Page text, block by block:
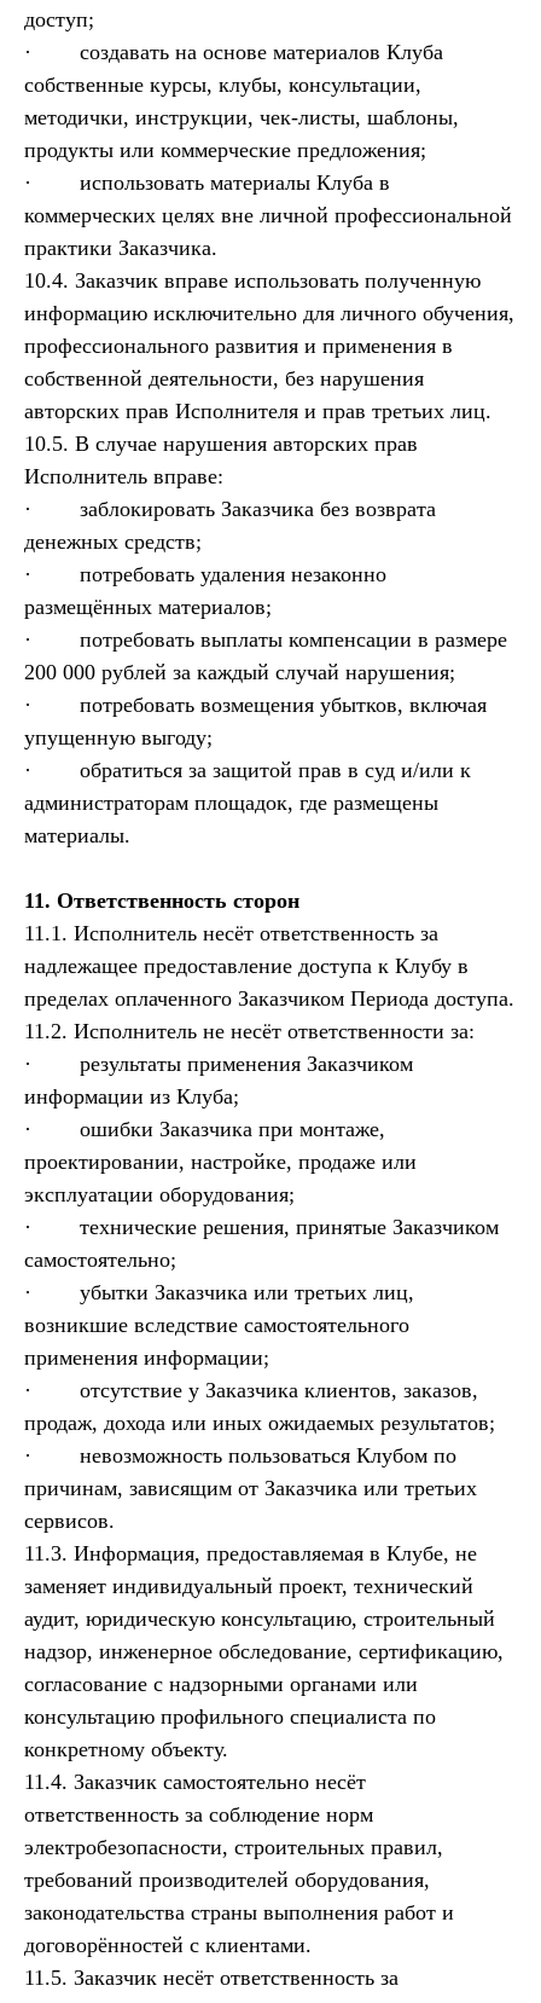
доступ;
· создавать на основе материалов Клуба
собственные курсы, клубы, консультации,
методички, инструкции, чек-листы, шаблоны,
продукты или коммерческие предложения;
· использовать материалы Клуба в
коммерческих целях вне личной профессиональной
практики Заказчика.
10.4. Заказчик вправе использовать полученную
информацию исключительно для личного обучения,
профессионального развития и применения в
собственной деятельности, без нарушения
авторских прав Исполнителя и прав третьих лиц.
10.5. В случае нарушения авторских прав
Исполнитель вправе:
· заблокировать Заказчика без возврата
денежных средств;
· потребовать удаления незаконно
размещённых материалов;
· потребовать выплаты компенсации в размере
200 000 рублей за каждый случай нарушения;
· потребовать возмещения убытков, включая
упущенную выгоду;
· обратиться за защитой прав в суд и/или к
администраторам площадок, где размещены
материалы.
11. Ответственность сторон
11.1. Исполнитель несёт ответственность за
надлежащее предоставление доступа к Клубу в
пределах оплаченного Заказчиком Периода доступа.
11.2. Исполнитель не несёт ответственности за:
· результаты применения Заказчиком
информации из Клуба;
· ошибки Заказчика при монтаже,
проектировании, настройке, продаже или
эксплуатации оборудования;
· технические решения, принятые Заказчиком
самостоятельно;
· убытки Заказчика или третьих лиц,
возникшие вследствие самостоятельного
применения информации;
· отсутствие у Заказчика клиентов, заказов,
продаж, дохода или иных ожидаемых результатов;
· невозможность пользоваться Клубом по
причинам, зависящим от Заказчика или третьих
сервисов.
11.3. Информация, предоставляемая в Клубе, не
заменяет индивидуальный проект, технический
аудит, юридическую консультацию, строительный
надзор, инженерное обследование, сертификацию,
согласование с надзорными органами или
консультацию профильного специалиста по
конкретному объекту.
11.4. Заказчик самостоятельно несёт
ответственность за соблюдение норм
электробезопасности, строительных правил,
требований производителей оборудования,
законодательства страны выполнения работ и
договорённостей с клиентами.
11.5. Заказчик несёт ответственность за